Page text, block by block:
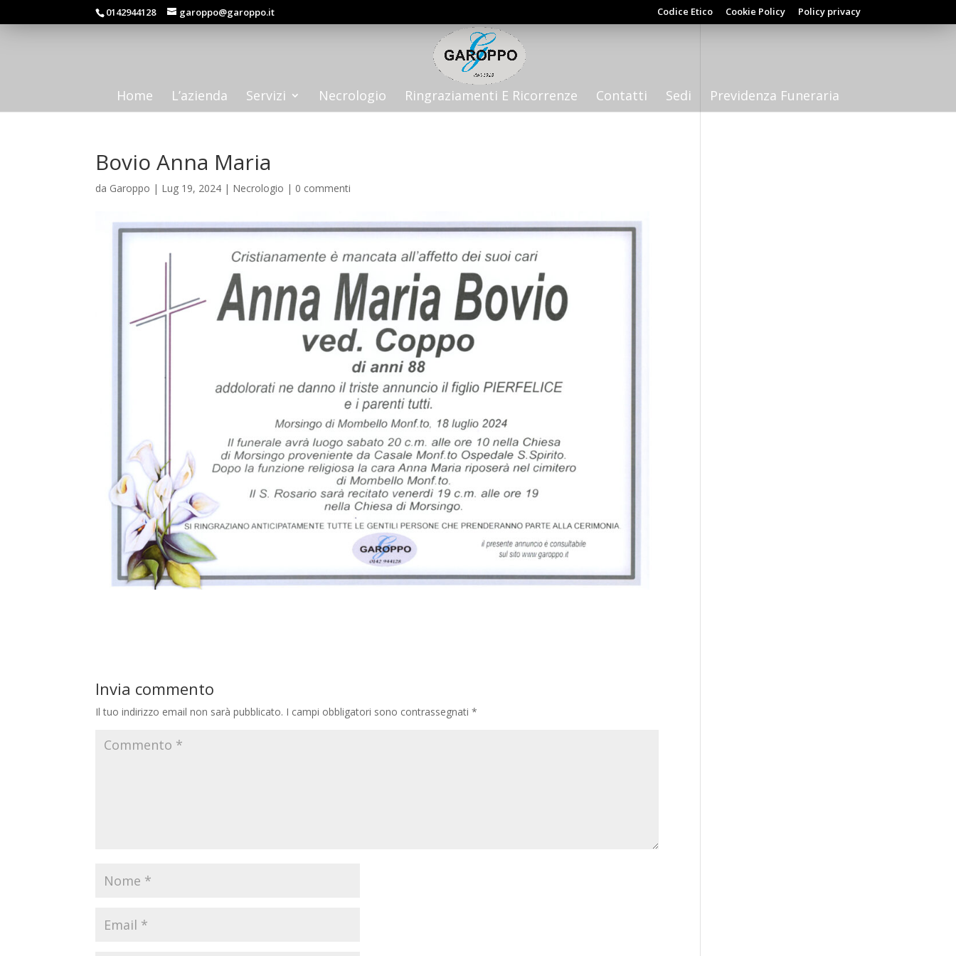
0142944128 garoppo@garoppo.it Codice Etico Cookie Policy Policy privacy
Home L’azienda Servizi Necrologio Ringraziamenti E Ricorrenze Contatti Sedi Previdenza Funeraria
Bovio Anna Maria
da Garoppo | Lug 19, 2024 | Necrologio | 0 commenti
Invia commento
Il tuo indirizzo email non sarà pubblicato. I campi obbligatori sono contrassegnati*